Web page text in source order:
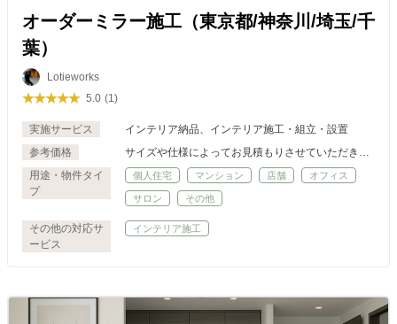
オーダーミラー施工（東京都/神奈川/埼玉/千
葉）
Lotieworks
5.0 (1)
実施サービス
インテリア納品、インテリア施工・組立・設置
参考価格
サイズや仕様によってお見積もりさせていただきま
す。配送設置も承っております。
用途・物件タイ
プ
個人住宅 マンション 店舗 オフィス
サロン その他
その他の対応サ
ービス
インテリア施工